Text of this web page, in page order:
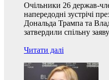
Очільники 26 держав-
напередодні зустрічі
Дональда Трампа та
затвердили спільну
Читати далі